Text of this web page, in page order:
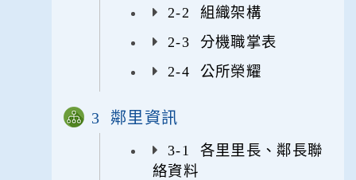
2-2 組織架構
2-3 分機職掌表
2-4 公所榮耀
3 鄰里資訊
3-1 各里里長、鄰長聯
絡資料